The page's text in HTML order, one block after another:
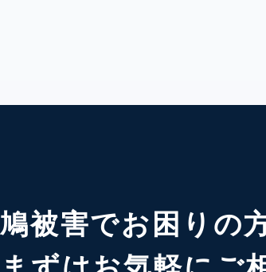
鳩被害でお困りの